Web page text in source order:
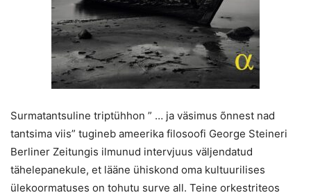
Surmatantsuline triptühhon ” … ja väsimus õnnest nad
tantsima viis” tugineb ameerika filosoofi George Steineri
Berliner Zeitungis ilmunud intervjuus väljendatud
tähelepanekule, et lääne ühiskond oma kultuurilises
ülekoormatuses on tohutu surve all. Teine orkestriteos